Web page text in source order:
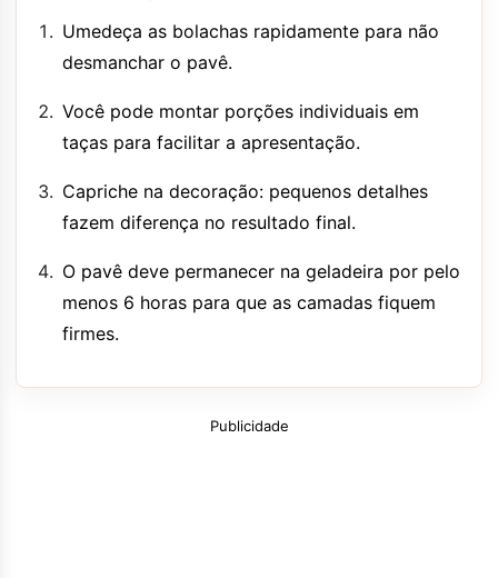
Umedeça as bolachas rapidamente para não
desmanchar o pavê.
Você pode montar porções individuais em
taças para facilitar a apresentação.
Capriche na decoração: pequenos detalhes
fazem diferença no resultado final.
O pavê deve permanecer na geladeira por pelo
menos 6 horas para que as camadas fiquem
firmes.
Publicidade